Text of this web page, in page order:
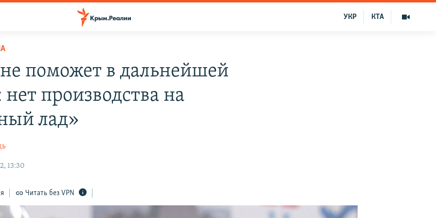
КТА
УКР
поможет в дальнейшей
нет производства на
лад»
13:30
Читать без VPN